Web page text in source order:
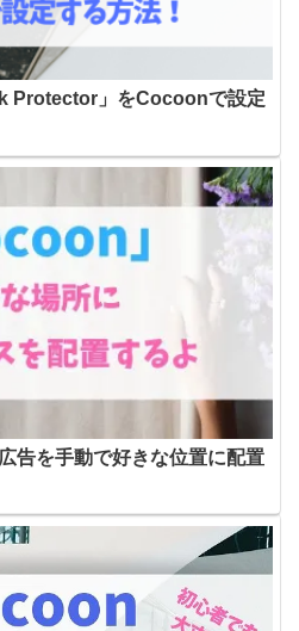
Protector」をCocoonで設定
告を手動で好きな位置に配置